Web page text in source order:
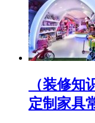
（装修知
定制家具